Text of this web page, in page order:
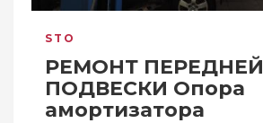
STO
РЕМОНТ ПЕРЕДНЕЙ
ПОДВЕСКИ Опора
амортизатора